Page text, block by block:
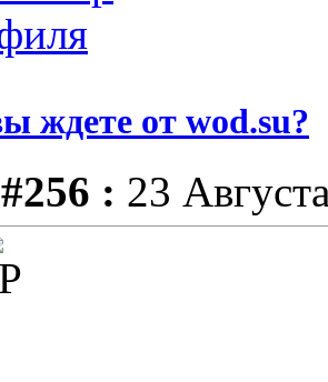
ждете от wod.su?
: 23